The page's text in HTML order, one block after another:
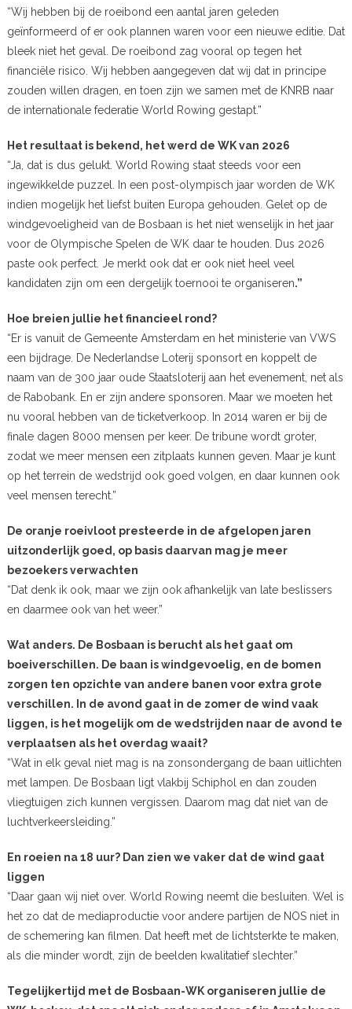
“Wij hebben bij de roeibond een aantal jaren geleden
geïnformeerd of er ook plannen waren voor een nieuwe editie. Dat
bleek niet het geval. De roeibond zag vooral op tegen het
financiële risico. Wij hebben aangegeven dat wij dat in principe
zouden willen dragen, en toen zijn we samen met de KNRB naar
de internationale federatie World Rowing gestapt.”
Het resultaat is bekend, het werd de WK van 2026
“Ja, dat is dus gelukt. World Rowing staat steeds voor een
ingewikkelde puzzel. In een post-olympisch jaar worden de WK
indien mogelijk het liefst buiten Europa gehouden. Gelet op de
windgevoeligheid van de Bosbaan is het niet wenselijk in het jaar
voor de Olympische Spelen de WK daar te houden. Dus 2026
paste ook perfect. Je merkt ook dat er ook niet heel veel
kandidaten zijn om een dergelijk toernooi te organiseren.”
Hoe breien jullie het financieel rond?
“Er is vanuit de Gemeente Amsterdam en het ministerie van VWS
een bijdrage. De Nederlandse Loterij sponsort en koppelt de
naam van de 300 jaar oude Staatsloterij aan het evenement, net als
de Rabobank. En er zijn andere sponsoren. Maar we moeten het
nu vooral hebben van de ticketverkoop. In 2014 waren er bij de
finale dagen 8000 mensen per keer. De tribune wordt groter,
zodat we meer mensen een zitplaats kunnen geven. Maar je kunt
op het terrein de wedstrijd ook goed volgen, en daar kunnen ook
veel mensen terecht.”
De oranje roeivloot presteerde in de afgelopen jaren
uitzonderlijk goed, op basis daarvan mag je meer
bezoekers verwachten
“Dat denk ik ook, maar we zijn ook afhankelijk van late beslissers
en daarmee ook van het weer.”
Wat anders. De Bosbaan is berucht als het gaat om
boeiverschillen. De baan is windgevoelig, en de bomen
zorgen ten opzichte van andere banen voor extra grote
verschillen. In de avond gaat in de zomer de wind vaak
liggen, is het mogelijk om de wedstrijden naar de avond te
verplaatsen als het overdag waait?
“Wat in elk geval niet mag is na zonsondergang de baan uitlichten
met lampen. De Bosbaan ligt vlakbij Schiphol en dan zouden
vliegtuigen zich kunnen vergissen. Daarom mag dat niet van de
luchtverkeersleiding.”
En roeien na 18 uur? Dan zien we vaker dat de wind gaat
liggen
“Daar gaan wij niet over. World Rowing neemt die besluiten. Wel is
het zo dat de mediaproductie voor andere partijen de NOS niet in
de schemering kan filmen. Dat heeft met de lichtsterkte te maken,
als die minder wordt, zijn de beelden kwalitatief slechter.”
Tegelijkertijd met de Bosbaan-WK organiseren jullie de